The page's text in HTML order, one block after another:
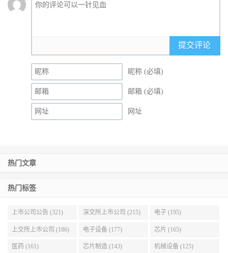
提交评论
昵称 (必填)
邮箱 (必填)
网址
热门文章
热门标签
上市公司公告 (321) 深交所上市公司 (215) 电子 (195)
上交所上市公司 (186) 电子设备 (177) 芯片 (165)
医药 (161) 芯片制造 (143) 机械设备 (125)